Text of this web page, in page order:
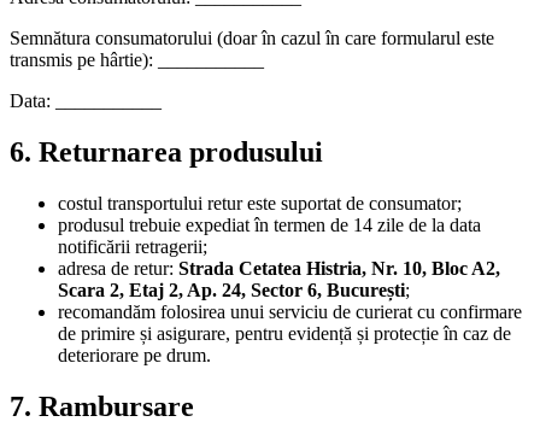
Semnătura consumatorului (doar în cazul în care formularul este
transmis pe hârtie): ___________
Data: ___________
6. Returnarea produsului
costul transportului retur este suportat de consumator;
produsul trebuie expediat în termen de 14 zile de la data
notificării retragerii;
adresa de retur: Strada Cetatea Histria, Nr. 10, Bloc A2,
Scara 2, Etaj 2, Ap. 24, Sector 6, București;
recomandăm folosirea unui serviciu de curierat cu confirmare
de primire și asigurare, pentru evidență și protecție în caz de
deteriorare pe drum.
7. Rambursare